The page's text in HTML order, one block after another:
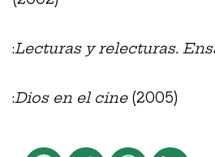
:Lecturas y relecturas.
:Dios en el cine(2005)